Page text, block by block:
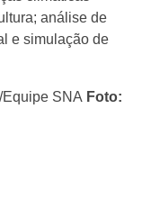
análise de
e simulação de
SNA Foto: